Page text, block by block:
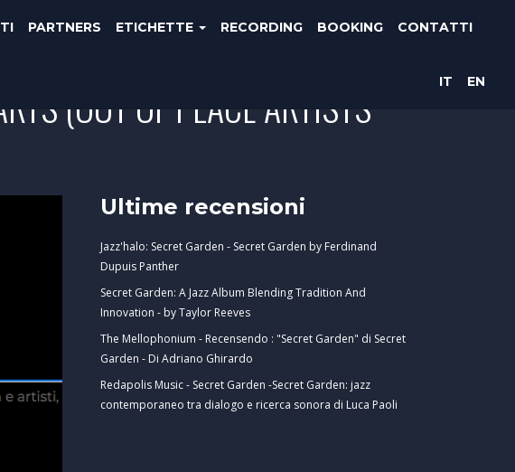
PARTNERS ETICHETTE RECORDING BOOKING CONTATTI
IT EN
(OUT OF PLACE ARTISTS"
Ultime recensioni
Jazz'halo: Secret Garden - Secret Garden by Ferdinand
Dupuis Panther
Secret Garden: A Jazz Album Blending Tradition And
Innovation - by Taylor Reeves
The Mellophonium - Recensendo : "Secret Garden" di Secret
Garden - Di Adriano Ghirardo
Redapolis Music - Secret Garden -Secret Garden: jazz
contemporaneo tra dialogo e ricerca sonora di Luca Paoli